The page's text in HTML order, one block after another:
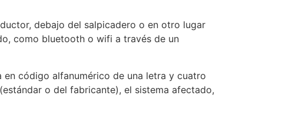
debajo del salpicadero o en otro lugar
como bluetooth o wifi a través de un
código alfanumérico de una letra y cuatro
o del fabricante), el sistema afectado,